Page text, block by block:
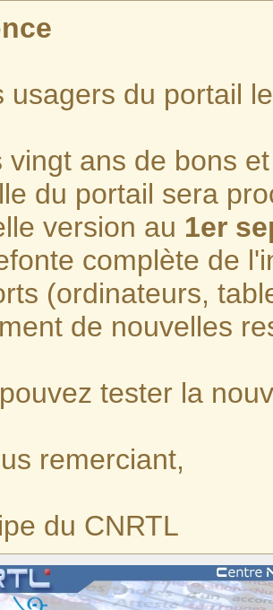
usagers du portail
vingt ans de bons
du portail sera
version au 1er
complète de
(ordinateurs,
de nouvelles
tester la
remerciant,
du CNRTL